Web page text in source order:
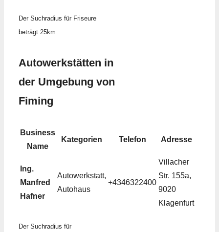
Der Suchradius für Friseure
beträgt 25km
Autowerkstätten in
der Umgebung von
Fiming
Business
Name
Kategorien Telefon Adresse
Ing.
Manfred
Hafner
Autowerkstatt,
Autohaus
+4346322400
Villacher
Str. 155a,
9020
Klagenfurt
Der Suchradius für